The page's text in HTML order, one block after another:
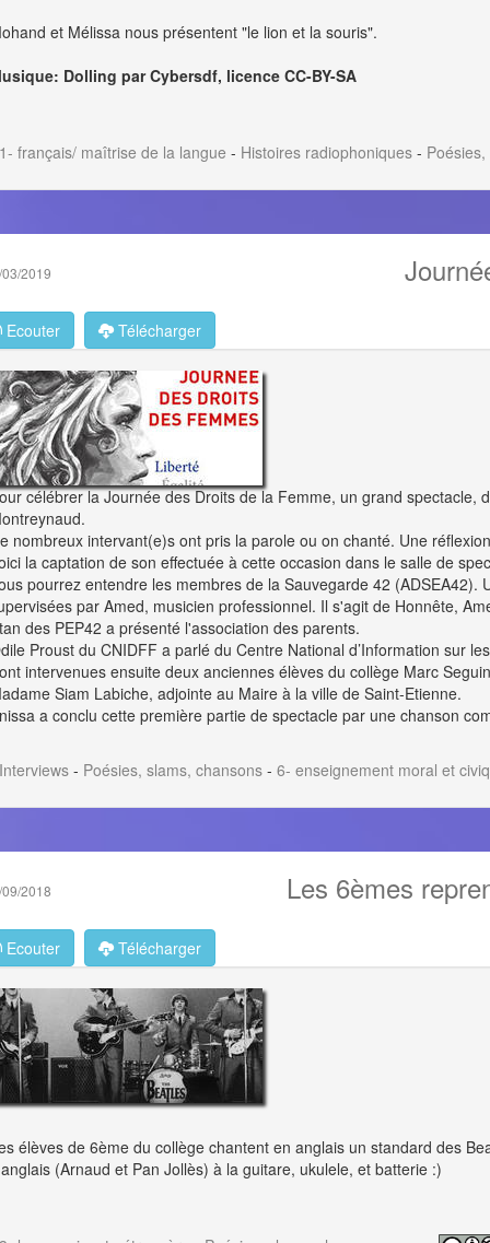
et Mélissa nous présentent "le lion et la souris".
Dolling par Cybersdf, licence CC-BY-SA
1- français/ maîtrise de la langue - Histoires radiophoniques -
2019
Ecouter Télécharger
célébrer la Journée des Droits de la Femme, un grand
nombreux intervant(e)s ont pris la parole ou on chanté. Une
la captation de son effectuée à cette occasion dans le salle de
pourrez entendre les membres de la Sauvegarde 42
par Amed, musicien professionnel. Il s'agit de Honnête,
des PEP42 a présenté l'association des parents.
Proust du CNIDFF a parlé du Centre National d’Information sur
intervenues ensuite deux anciennes élèves du collège Marc
Siam Labiche, adjointe au Maire à la ville de Saint-Etienne.
a conclu cette première partie de spectacle par une chanson
Interviews - Poésies, slams, chansons - 6- enseignement moral et
2018 Les 6èmes
Ecouter Télécharger
élèves de 6ème du collège chantent en anglais un standard des
(Arnaud et Pan Jollès) à la guitare, ukulele, et batterie :)